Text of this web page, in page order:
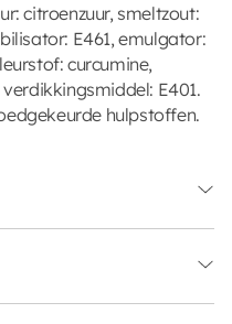
citroenzuur, smeltzout:
E461, emulgator:
curcumine,
E401.
hulpstoffen.